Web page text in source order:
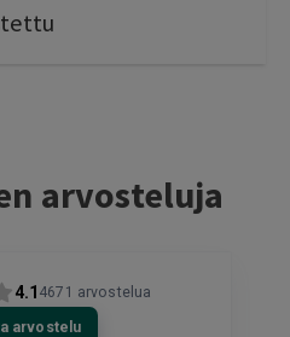
arvosteluja
4.1 4671 arvostelua
arvostelu